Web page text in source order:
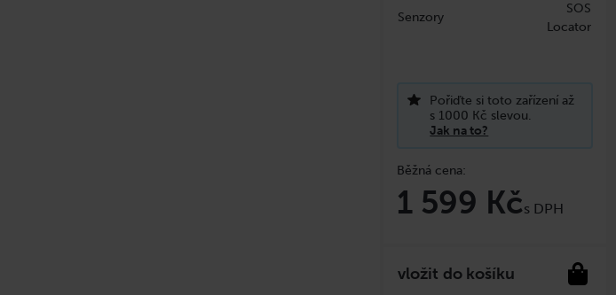
1 599 Kč
do košíku
Senzory
SOS
Locator
Pořiďte si toto zařízení až
s 1000 Kč slevou.
Jak na to?